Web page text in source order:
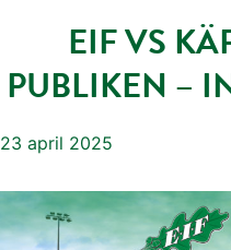
EIF VS
PUBLIKEN –
23 april 2025